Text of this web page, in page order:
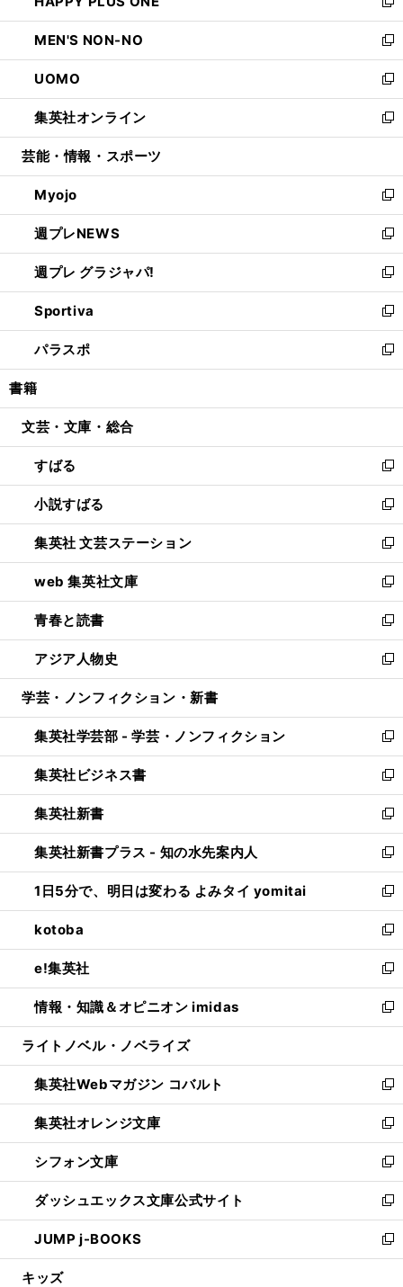
開
く
ウ
で
開
く
ィ
ン
ド
ウ
で
開
く
い
ウ
ィ
ン
ド
ウ
で
開
新
し
い
ウ
ィ
ン
ド
ウ
開
く
MEN'S NON-NO
新
し
い
ウ
ィ
ン
ウ
で
開
く
UOMO
新
し
い
ウ
ン
ド
ウ
で
開
く
集英社オンライン
新
し
ウ
ィ
ン
ド
ウ
で
開
く
芸能・情報・スポーツ
Myojo
新
し
い
ウ
ィ
ン
ド
ウ
で
開
週プレNEWS
新
し
い
ウ
ィ
ン
ド
ウ
開
週プレ グラジャパ!
新
し
い
ウ
ィ
ン
ウ
開
く
Sportiva
新
し
い
ウ
ン
ウ
で
開
く
パラスポ
新
し
ウ
ン
ド
ウ
で
開
く
書籍
文芸・文庫・総合
すばる
新
し
い
ウ
ィ
ン
ド
ウ
で
開
く
小説すばる
新
し
い
ウ
ィ
ン
ド
ウ
で
開
集英社 文芸ステーション
新
し
い
ウ
ィ
ン
ド
ウ
開
く
web 集英社文庫
新
し
い
ウ
ィ
ン
ウ
で
開
く
青春と読書
新
し
い
ウ
ン
ド
ウ
で
開
く
アジア人物史
新
し
ウ
ィ
ン
ド
ウ
で
開
く
学芸・ノンフィクション・新書
集英社学芸部 - 学芸・ノンフィクション
新
し
い
ウ
ィ
ン
ド
ウ
で
開
く
集英社ビジネス書
新
し
い
ウ
ィ
ン
ド
ウ
で
開
く
集英社新書
新
し
い
ウ
ィ
ン
ド
ウ
で
開
く
集英社新書プラス - 知の水先案内人
新
し
い
ウ
ィ
ン
ド
ウ
で
開
1日5分で、明日は変わる よみタイ yomitai
新
し
い
ウ
ィ
ン
ド
ウ
開
く
kotoba
新
し
い
ウ
ィ
ン
ウ
で
開
く
e!集英社
新
し
い
ウ
ン
ド
ウ
で
開
く
情報・知識＆オピニオン imidas
新
し
ウ
ィ
ン
ド
ウ
で
開
く
ライトノベル・ノベライズ
集英社Webマガジン コバルト
新
し
い
ウ
ィ
ン
ド
ウ
で
開
集英社オレンジ文庫
新
し
い
ウ
ィ
ン
ド
ウ
シフォン文庫
新
し
い
ウ
ィ
ン
ダッシュエックス文庫公式サイト
新
し
い
ウ
JUMP j-BOOKS
新
し
キッズ